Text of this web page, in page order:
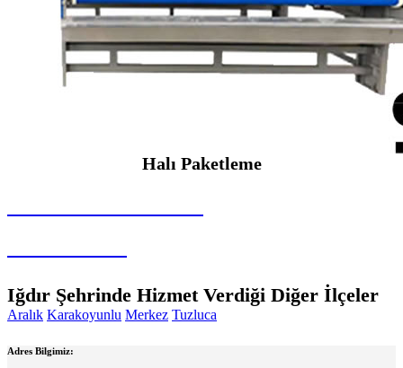
Halı Paketleme
Iğdır Şehrinde Hizmet Verdiği Diğer İlçeler
Aralık Karakoyunlu Merkez Tuzluca
Adres Bilgimiz: